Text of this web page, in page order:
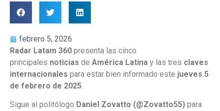
febrero 5, 2026
Radar Latam 360 presenta las cinco
principales noticias de América Latina y las tres claves
internacionales para estar bien informado este jueves 5
de febrero de 2025
Sigue al politólogo Daniel Zovatto (@Zovatto55) para